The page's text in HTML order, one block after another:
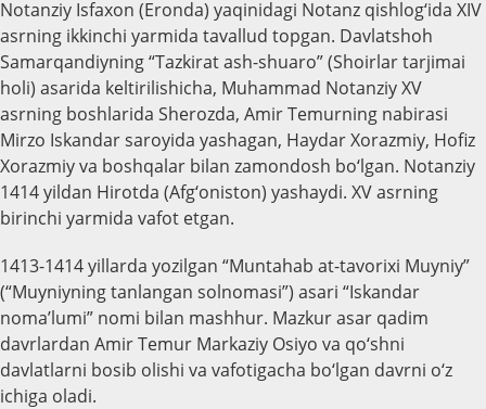
Notanziy Isfaxon (Eronda) yaqinidagi Notanz qishlog‘ida XIV
asrning ikkinchi yarmida tavallud topgan. Davlatshoh
Samarqandiyning “Tazkirat ash-shuaro” (Shoirlar tarjimai
holi) asarida keltirilishicha, Muhammad Notanziy XV
asrning boshlarida Sherozda, Amir Temurning nabirasi
Mirzo Iskandar saroyida yashagan, Haydar Xorazmiy, Hofiz
Xorazmiy va boshqalar bilan zamondosh bo‘lgan. Notanziy
1414 yildan Hirotda (Afg‘oniston) yashaydi. XV asrning
birinchi yarmida vafot etgan.
1413-1414 yillarda yozilgan “Muntahab at-tavorixi Muyniy”
(“Muyniyning tanlangan solnomasi”) asari “Iskandar
noma’lumi” nomi bilan mashhur. Mazkur asar qadim
davrlardan Amir Temur Markaziy Osiyo va qo‘shni
davlatlarni bosib olishi va vafotigacha bo‘lgan davrni o‘z
ichiga oladi.